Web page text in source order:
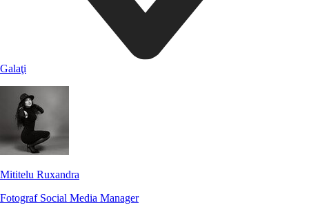
Galaţi
Mititelu Ruxandra
Fotograf Social Media Manager